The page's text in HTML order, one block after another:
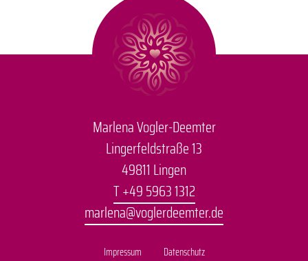
Marlena Vogler-Deemter
Lingerfeldstraße 13
49811 Lingen
T +49 5963 1312
marlena@voglerdeemter.de
Impressum Datenschutz